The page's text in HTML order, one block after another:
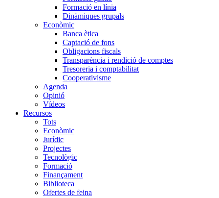
Formació en línia
Dinàmiques grupals
Econòmic
Banca ètica
Captació de fons
Obligacions fiscals
Transparència i rendició de comptes
Tresoreria i comptabilitat
Cooperativisme
Agenda
Opinió
Vídeos
Recursos
Tots
Econòmic
Jurídic
Projectes
Tecnològic
Formació
Finançament
Biblioteca
Ofertes de feina